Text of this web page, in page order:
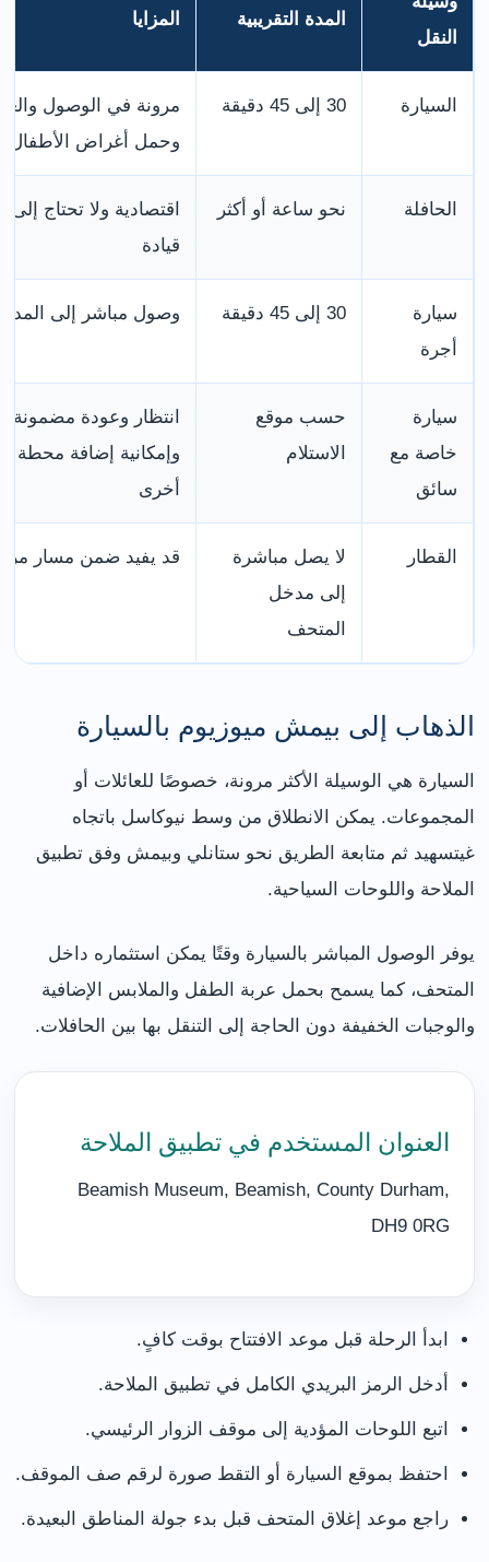
النقل
المدة التقريبية المزايا
السيارة 30 إلى 45 دقيقة
مرونة في الوصول
وحمل أغراض الأطفال
الحافلة نحو ساعة أو أكثر
اقتصادية ولا تحتاج إلى
قيادة
سيارة
أجرة
30 إلى 45 دقيقة وصول مباشر إلى
سيارة
خاصة مع
سائق
حسب موقع
الاستلام
انتظار وعودة مضمونة
وإمكانية إضافة محطة
أخرى
القطار
لا يصل مباشرة
إلى مدخل
المتحف
قد يفيد ضمن مسار
الذهاب إلى بيمش ميوزيوم بالسيارة
السيارة هي الوسيلة الأكثر مرونة، خصوصًا للعائلات أو
المجموعات. يمكن الانطلاق من وسط نيوكاسل باتجاه
غيتسهيد ثم متابعة الطريق نحو ستانلي وبيمش وفق تطبيق
الملاحة واللوحات السياحية.
يوفر الوصول المباشر بالسيارة وقتًا يمكن استثماره داخل
المتحف، كما يسمح بحمل عربة الطفل والملابس الإضافية
والوجبات الخفيفة دون الحاجة إلى التنقل بها بين الحافلات.
العنوان المستخدم في تطبيق الملاحة
Beamish Museum, Beamish, County Durham,
DH9 0RG
ابدأ الرحلة قبل موعد الافتتاح بوقت كافٍ.
أدخل الرمز البريدي الكامل في تطبيق الملاحة.
اتبع اللوحات المؤدية إلى موقف الزوار الرئيسي.
احتفظ بموقع السيارة أو التقط صورة لرقم صف الموقف.
راجع موعد إغلاق المتحف قبل بدء جولة المناطق البعيدة.